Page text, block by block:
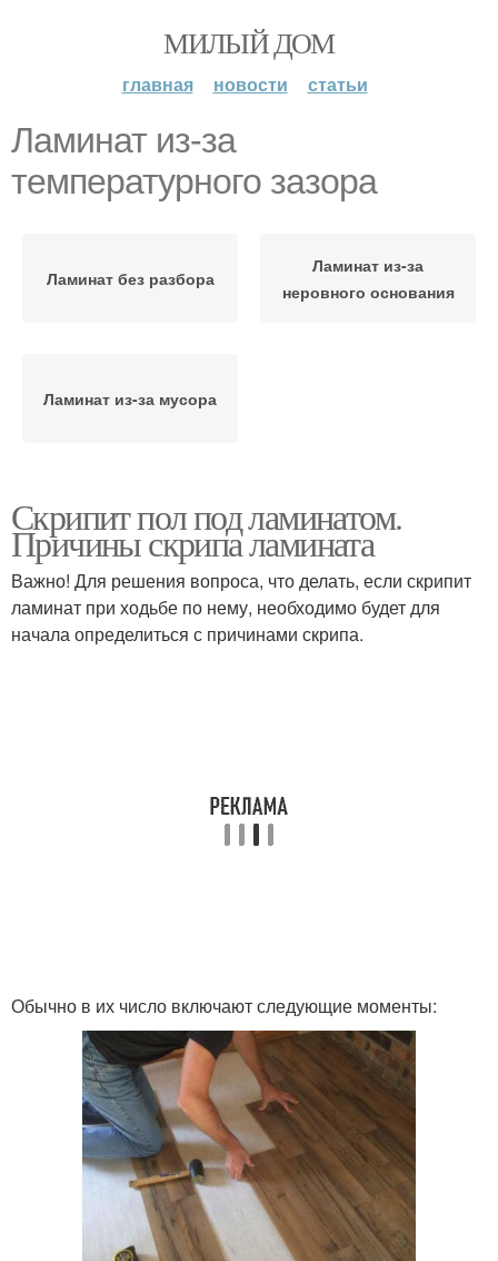
МИЛЫЙ ДОМ
главная новости статьи
Ламинат из-за
температурного зазора
Ламинат без разбора
Ламинат из-за
неровного основания
Ламинат из-за мусора
Скрипит пол под ламинатом.
Причины скрипа ламината
Важно! Для решения вопроса, что делать, если скрипит
ламинат при ходьбе по нему, необходимо будет для
начала определиться с причинами скрипа.
Обычно в их число включают следующие моменты: